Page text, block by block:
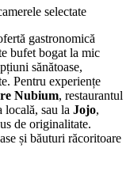
selectate
gastronomică
bufet bogat la mic
sănătoase,
Pentru experiențe
Nubium, restaurantul
locală, sau la Jojo,
de originalitate.
și băuturi răcoritoare